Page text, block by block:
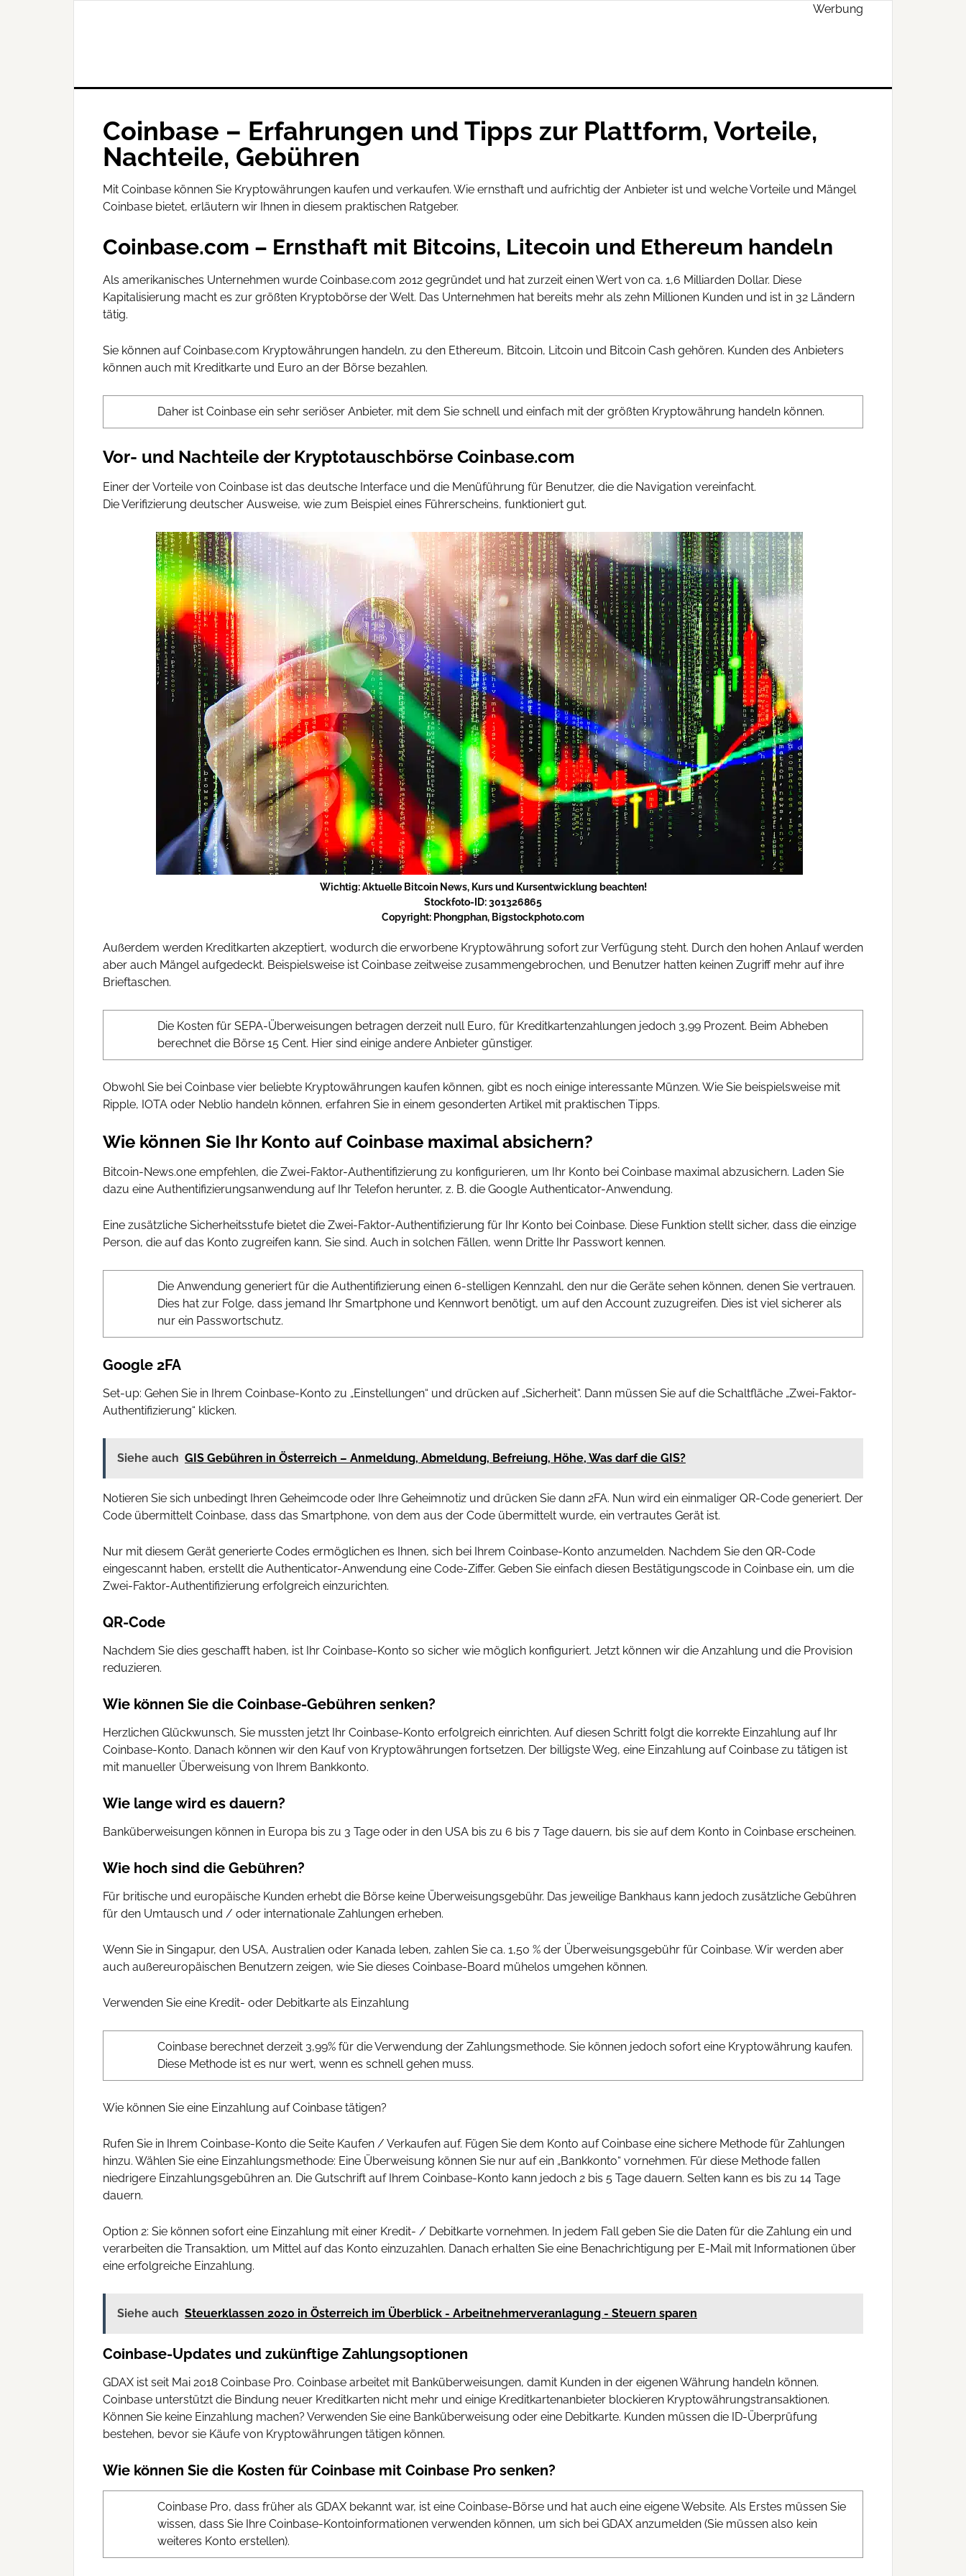
Werbung
Coinbase – Erfahrungen und Tipps zur Plattform, Vorteile,
Nachteile, Gebühren
Mit Coinbase können Sie Kryptowährungen kaufen und verkaufen. Wie ernsthaft und aufrichtig der Anbieter ist und welche Vorteile und Mängel
Coinbase bietet, erläutern wir Ihnen in diesem praktischen Ratgeber.
Coinbase.com – Ernsthaft mit Bitcoins, Litecoin und Ethereum handeln
Als amerikanisches Unternehmen wurde Coinbase.com 2012 gegründet und hat zurzeit einen Wert von ca. 1,6 Milliarden Dollar. Diese
Kapitalisierung macht es zur größten Kryptobörse der Welt. Das Unternehmen hat bereits mehr als zehn Millionen Kunden und ist in 32 Ländern
tätig.
Sie können auf Coinbase.com Kryptowährungen handeln, zu den Ethereum, Bitcoin, Litcoin und Bitcoin Cash gehören. Kunden des Anbieters
können auch mit Kreditkarte und Euro an der Börse bezahlen.
Daher ist Coinbase ein sehr seriöser Anbieter, mit dem Sie schnell und einfach mit der größten Kryptowährung handeln können.
Vor- und Nachteile der Kryptotauschbörse Coinbase.com
Einer der Vorteile von Coinbase ist das deutsche Interface und die Menüführung für Benutzer, die die Navigation vereinfacht.
Die Verifizierung deutscher Ausweise, wie zum Beispiel eines Führerscheins, funktioniert gut.
Wichtig: Aktuelle Bitcoin News, Kurs und Kursentwicklung beachten!
Stockfoto-ID: 301326865
Copyright: Phongphan, Bigstockphoto.com
Außerdem werden Kreditkarten akzeptiert, wodurch die erworbene Kryptowährung sofort zur Verfügung steht. Durch den hohen Anlauf werden
aber auch Mängel aufgedeckt. Beispielsweise ist Coinbase zeitweise zusammengebrochen, und Benutzer hatten keinen Zugriff mehr auf ihre
Brieftaschen.
Die Kosten für SEPA-Überweisungen betragen derzeit null Euro, für Kreditkartenzahlungen jedoch 3,99 Prozent. Beim Abheben
berechnet die Börse 15 Cent. Hier sind einige andere Anbieter günstiger.
Obwohl Sie bei Coinbase vier beliebte Kryptowährungen kaufen können, gibt es noch einige interessante Münzen. Wie Sie beispielsweise mit
Ripple, IOTA oder Neblio handeln können, erfahren Sie in einem gesonderten Artikel mit praktischen Tipps.
Wie können Sie Ihr Konto auf Coinbase maximal absichern?
Bitcoin-News.one empfehlen, die Zwei-Faktor-Authentifizierung zu konfigurieren, um Ihr Konto bei Coinbase maximal abzusichern. Laden Sie
dazu eine Authentifizierungsanwendung auf Ihr Telefon herunter, z. B. die Google Authenticator-Anwendung.
Eine zusätzliche Sicherheitsstufe bietet die Zwei-Faktor-Authentifizierung für Ihr Konto bei Coinbase. Diese Funktion stellt sicher, dass die einzige
Person, die auf das Konto zugreifen kann, Sie sind. Auch in solchen Fällen, wenn Dritte Ihr Passwort kennen.
Die Anwendung generiert für die Authentifizierung einen 6-stelligen Kennzahl, den nur die Geräte sehen können, denen Sie vertrauen.
Dies hat zur Folge, dass jemand Ihr Smartphone und Kennwort benötigt, um auf den Account zuzugreifen. Dies ist viel sicherer als
nur ein Passwortschutz.
Google 2FA
Set-up: Gehen Sie in Ihrem Coinbase-Konto zu „Einstellungen“ und drücken auf „Sicherheit“. Dann müssen Sie auf die Schaltfläche „Zwei-Faktor-
Authentifizierung“ klicken.
Siehe auch GIS Gebühren in Österreich – Anmeldung, Abmeldung, Befreiung, Höhe, Was darf die GIS?
Notieren Sie sich unbedingt Ihren Geheimcode oder Ihre Geheimnotiz und drücken Sie dann 2FA. Nun wird ein einmaliger QR-Code generiert. Der
Code übermittelt Coinbase, dass das Smartphone, von dem aus der Code übermittelt wurde, ein vertrautes Gerät ist.
Nur mit diesem Gerät generierte Codes ermöglichen es Ihnen, sich bei Ihrem Coinbase-Konto anzumelden. Nachdem Sie den QR-Code
eingescannt haben, erstellt die Authenticator-Anwendung eine Code-Ziffer. Geben Sie einfach diesen Bestätigungscode in Coinbase ein, um die
Zwei-Faktor-Authentifizierung erfolgreich einzurichten.
QR-Code
Nachdem Sie dies geschafft haben, ist Ihr Coinbase-Konto so sicher wie möglich konfiguriert. Jetzt können wir die Anzahlung und die Provision
reduzieren.
Wie können Sie die Coinbase-Gebühren senken?
Herzlichen Glückwunsch, Sie mussten jetzt Ihr Coinbase-Konto erfolgreich einrichten. Auf diesen Schritt folgt die korrekte Einzahlung auf Ihr
Coinbase-Konto. Danach können wir den Kauf von Kryptowährungen fortsetzen. Der billigste Weg, eine Einzahlung auf Coinbase zu tätigen ist
mit manueller Überweisung von Ihrem Bankkonto.
Wie lange wird es dauern?
Banküberweisungen können in Europa bis zu 3 Tage oder in den USA bis zu 6 bis 7 Tage dauern, bis sie auf dem Konto in Coinbase erscheinen.
Wie hoch sind die Gebühren?
Für britische und europäische Kunden erhebt die Börse keine Überweisungsgebühr. Das jeweilige Bankhaus kann jedoch zusätzliche Gebühren
für den Umtausch und / oder internationale Zahlungen erheben.
Wenn Sie in Singapur, den USA, Australien oder Kanada leben, zahlen Sie ca. 1,50 % der Überweisungsgebühr für Coinbase. Wir werden aber
auch außereuropäischen Benutzern zeigen, wie Sie dieses Coinbase-Board mühelos umgehen können.
Verwenden Sie eine Kredit- oder Debitkarte als Einzahlung
Coinbase berechnet derzeit 3,99% für die Verwendung der Zahlungsmethode. Sie können jedoch sofort eine Kryptowährung kaufen.
Diese Methode ist es nur wert, wenn es schnell gehen muss.
Wie können Sie eine Einzahlung auf Coinbase tätigen?
Rufen Sie in Ihrem Coinbase-Konto die Seite Kaufen / Verkaufen auf. Fügen Sie dem Konto auf Coinbase eine sichere Methode für Zahlungen
hinzu. Wählen Sie eine Einzahlungsmethode: Eine Überweisung können Sie nur auf ein „Bankkonto“ vornehmen. Für diese Methode fallen
niedrigere Einzahlungsgebühren an. Die Gutschrift auf Ihrem Coinbase-Konto kann jedoch 2 bis 5 Tage dauern. Selten kann es bis zu 14 Tage
dauern.
Option 2: Sie können sofort eine Einzahlung mit einer Kredit- / Debitkarte vornehmen. In jedem Fall geben Sie die Daten für die Zahlung ein und
verarbeiten die Transaktion, um Mittel auf das Konto einzuzahlen. Danach erhalten Sie eine Benachrichtigung per E-Mail mit Informationen über
eine erfolgreiche Einzahlung.
Siehe auch Steuerklassen 2020 in Österreich im Überblick - Arbeitnehmerveranlagung - Steuern sparen
Coinbase-Updates und zukünftige Zahlungsoptionen
GDAX ist seit Mai 2018 Coinbase Pro. Coinbase arbeitet mit Banküberweisungen, damit Kunden in der eigenen Währung handeln können.
Coinbase unterstützt die Bindung neuer Kreditkarten nicht mehr und einige Kreditkartenanbieter blockieren Kryptowährungstransaktionen.
Können Sie keine Einzahlung machen? Verwenden Sie eine Banküberweisung oder eine Debitkarte. Kunden müssen die ID-Überprüfung
bestehen, bevor sie Käufe von Kryptowährungen tätigen können.
Wie können Sie die Kosten für Coinbase mit Coinbase Pro senken?
Coinbase Pro, dass früher als GDAX bekannt war, ist eine Coinbase-Börse und hat auch eine eigene Website. Als Erstes müssen Sie
wissen, dass Sie Ihre Coinbase-Kontoinformationen verwenden können, um sich bei GDAX anzumelden (Sie müssen also kein
weiteres Konto erstellen).